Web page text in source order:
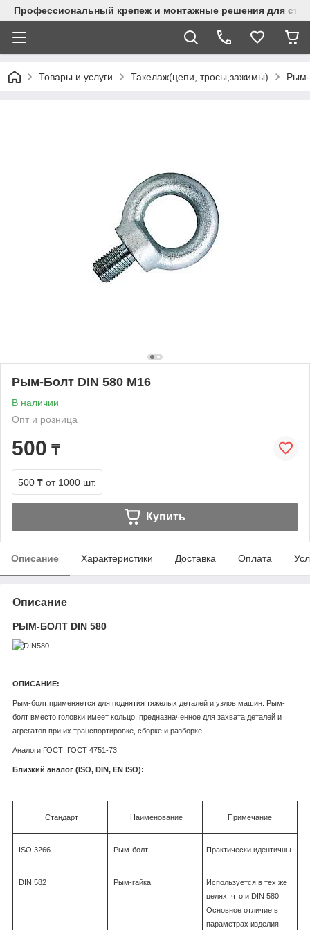
Профессиональный крепеж и монтажные решения для
Товары и услуги Такелаж(цепи, тросы,зажимы) Рым-
Рым-Болт DIN 580 М16
В наличии
Опт и розница
500 ₸
500 ₸ от 1000 шт.
Купить
Описание Характеристики Доставка Оплата
Описание
РЫМ-БОЛТ DIN 580
ОПИСАНИЕ:
Рым-болт применяется для поднятия тяжелых деталей и узлов машин. Рым-
болт вместо головки имеет кольцо, предназначенное для захвата деталей и
агрегатов при их транспортировке, сборке и разборке.
Аналоги ГОСТ: ГОСТ 4751-73.
Близкий аналог (ISO, DIN, EN ISO):
Стандарт Наименование Примечание
ISO 3266 Рым-болт Практически идентичны.
DIN 582 Рым-гайка
Используется в тех же
целях, что и DIN 580.
Основное отличие в
параметрах изделия.